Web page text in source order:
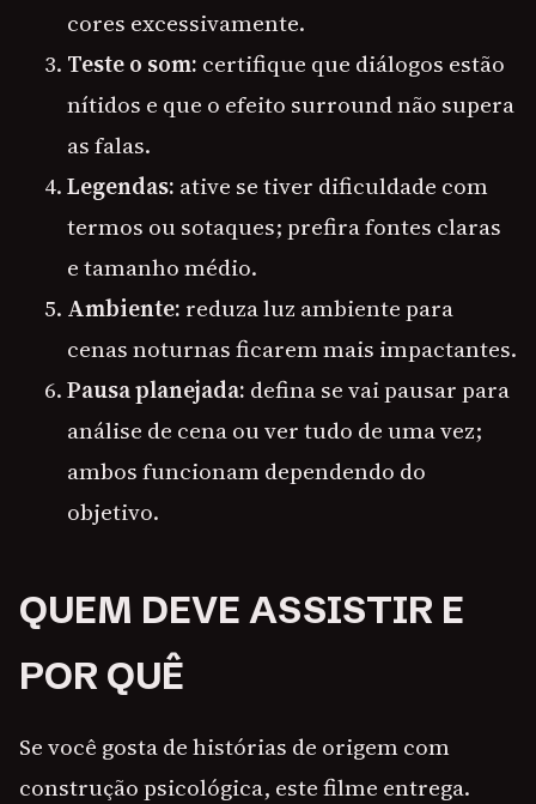
cores excessivamente.
Teste o som: certifique que diálogos estão
nítidos e que o efeito surround não supera
as falas.
Legendas: ative se tiver dificuldade com
termos ou sotaques; prefira fontes claras
e tamanho médio.
Ambiente: reduza luz ambiente para
cenas noturnas ficarem mais impactantes.
Pausa planejada: defina se vai pausar para
análise de cena ou ver tudo de uma vez;
ambos funcionam dependendo do
objetivo.
QUEM DEVE ASSISTIR E
POR QUÊ
Se você gosta de histórias de origem com
construção psicológica, este filme entrega.